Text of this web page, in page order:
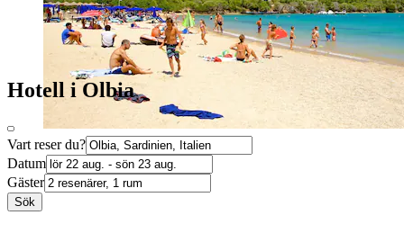
Hotell i Olbia
Vart reser du?
Datum
Gäster
Sök